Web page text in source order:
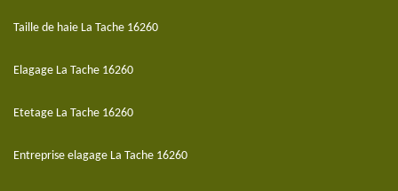
Taille de haie La Tache 16260
Elagage La Tache 16260
Etetage La Tache 16260
Entreprise elagage La Tache 16260